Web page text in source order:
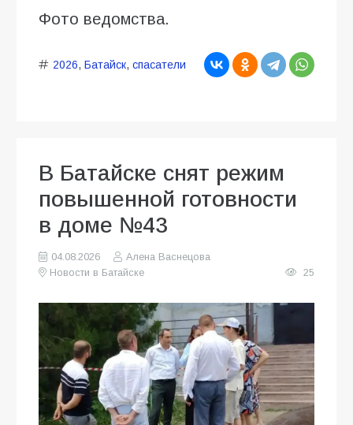
Фото ведомства.
2026, Батайск, спасатели
В Батайске снят режим
повышенной готовности
в доме №43
04.08.2026
Алена Васнецова
Новости в Батайске
25